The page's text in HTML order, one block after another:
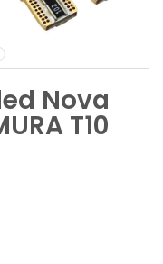
Nova
T10